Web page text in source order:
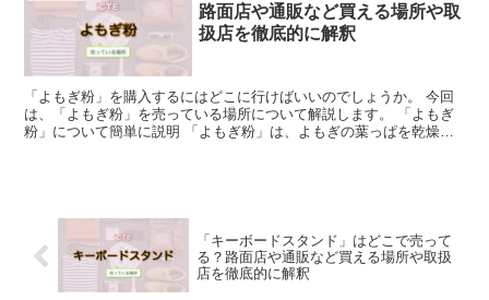
路面店や通販など買える場所や取
扱店を徹底的に解釈
「よもぎ粉」を購入するにはどこに行けばいいのでしょうか。 今回
は、「よもぎ粉」を売っている場所について解説します。 「よもぎ
粉」について簡単に説明 「よもぎ粉」は、よもぎの葉っぱを乾燥さ
「キーボードスタンド」はどこで売って
る？路面店や通販など買える場所や取扱
店を徹底的に解釈